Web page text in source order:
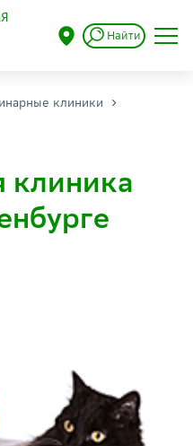
Найти
клиники
клиника